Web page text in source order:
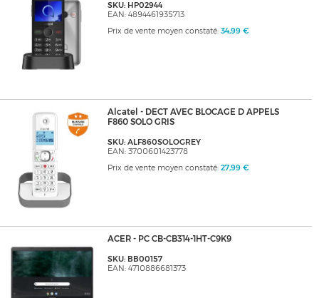
SKU: HP02944
EAN: 4894461935713
Prix de vente moyen constaté: 34,99 €
Alcatel - DECT AVEC BLOCAGE D APPELS
F860 SOLO GRIS
SKU: ALF860SOLOGREY
EAN: 3700601423778
Prix de vente moyen constaté: 27,99 €
ACER - PC CB-CB314-1HT-C9K9
SKU: BB00157
EAN: 4710886681373